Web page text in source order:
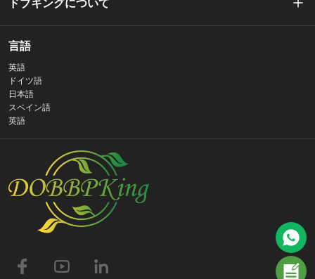
私たちの物語
プライバシーポリシー
お問い合わせ
言語
英語
ドイツ語
日本語
スペイン語
英語